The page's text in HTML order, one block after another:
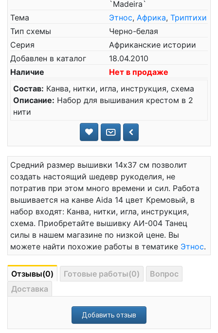
`Madeira`
Тема
Этнос, Африка, Триптихи
Тип схемы
Черно-белая
Серия
Африканские истории
Добавлен в каталог
18.04.2010
Наличие
Нет в продаже
Состав: Канва, нитки, игла, инструкция, схема
Описание: Набор для вышивания крестом в 2
нити
Средний размер вышивки 14x37 см позволит
создать настоящий шедевр рукоделия, не
потратив при этом много времени и сил. Работа
вышивается на канве Aida 14 цвет Кремовый, в
набор входят: Канва, нитки, игла, инструкция,
схема. Приобретайте вышивку АИ-004 Танец
силы в нашем магазине по низкой цене. Вы
можете найти похожие работы в тематике Этнос.
Отзывы(0) Готовые работы(0)
Вопрос
Доставка
Добавить отзыв